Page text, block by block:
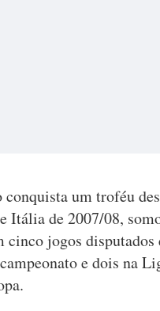
conquista um troféu
Itália de 2007/08,
jogos disputados
e dois na